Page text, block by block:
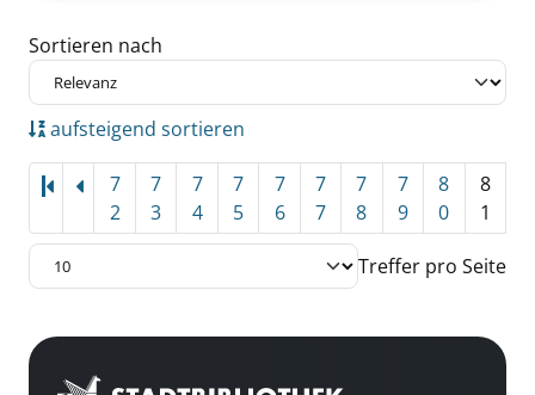
Zu den Suchfiltern springen
Sortieren nach
aufsteigend sortieren
7
2
7
3
7
4
7
5
7
6
7
7
7
8
7
9
8
0
8
1
Treffer pro Seite